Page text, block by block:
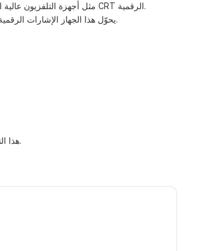
يقوم محولنا المتطور بتوصيل أجهزة الكمبيوتر المحمولة أو المكتبية المزودة بمنفذ DisplayPort بالأجهزة المزودة بمدخل VGA مثل أجهزة التلفزيون عالية الدقة أو الشاشات أو أجهزة العرض أو شاشات CRT الرقمية.
يحوّل هذا الجهاز الإشارات الرقمية بكفاءة إلى صور مرئية، موفراً دقة عالية تصل إلى 1080 بكسل بمعدل 60 هرتز. وقد صُمم ليتفوق، ويتميز بجودة مواد لا مثيل لها، مما يضمن أداءً ثابتاً طوال فترة استخدامه.
بالإضافة إلى ذلك، يضمن محول DisplayPort 1.2 إلى VGA هذا التوافق مع معايير الصناعة، ويُقدم ضمانًا لمدة عامين لمزيد من الاطمئنان. باختصار، تواصل معنا اليوم واستثمر فيه.